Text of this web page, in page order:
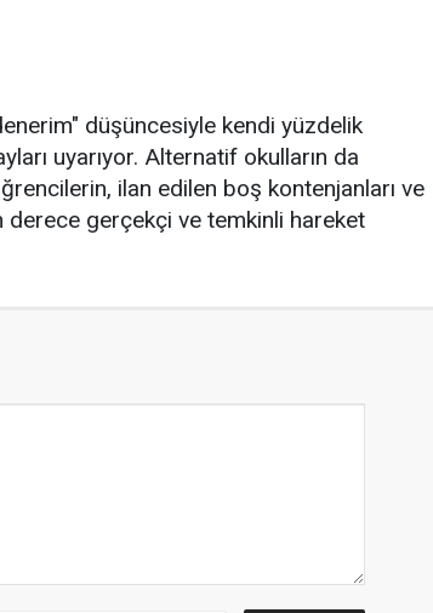
düşüncesiyle kendi yüzdelik
uyarıyor. Alternatif okulların da
ilan edilen boş kontenjanları ve
derece gerçekçi ve temkinli hareket